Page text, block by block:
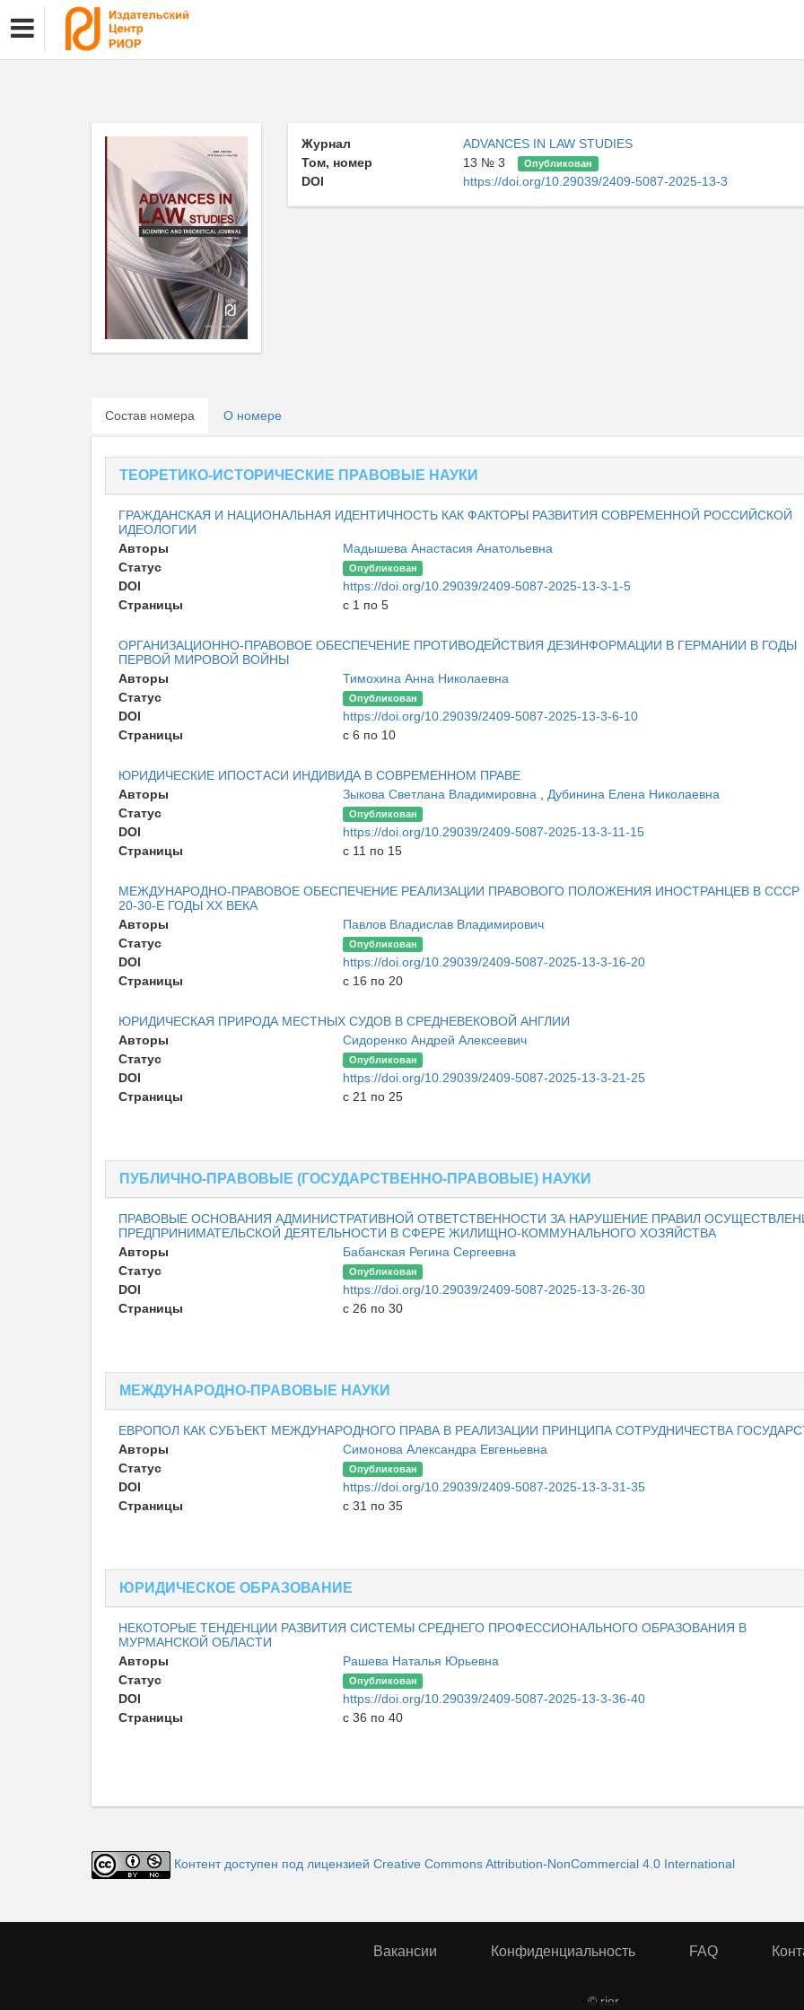
Журнал
ADVANCES IN LAW STUDIES
Том, номер
13 № 3 Опубликован
DOI https://doi.org/10.29039/2409-5087-2025-13-3
Состав номера О номере
ТЕОРЕТИКО-ИСТОРИЧЕСКИЕ ПРАВОВЫЕ НАУКИ
ГРАЖДАНСКАЯ И НАЦИОНАЛЬНАЯ ИДЕНТИЧНОСТЬ КАК ФАКТОРЫ РАЗВИТИЯ СОВРЕМЕННОЙ РОССИЙСКОЙ
ИДЕОЛОГИИ
Авторы
Мадышева Анастасия Анатольевна
Статус
Опубликован
DOI
https://doi.org/10.29039/2409-5087-2025-13-3-1-5
Страницы
с 1 по 5
ОРГАНИЗАЦИОННО-ПРАВОВОЕ ОБЕСПЕЧЕНИЕ ПРОТИВОДЕЙСТВИЯ ДЕЗИНФОРМАЦИИ В ГЕРМАНИИ В ГОДЫ
ПЕРВОЙ МИРОВОЙ ВОЙНЫ
Авторы
Тимохина Анна Николаевна
Статус
Опубликован
DOI
https://doi.org/10.29039/2409-5087-2025-13-3-6-10
Страницы
с 6 по 10
ЮРИДИЧЕСКИЕ ИПОСТАСИ ИНДИВИДА В СОВРЕМЕННОМ ПРАВЕ
Авторы
Зыкова Светлана Владимировна
Дубинина Елена Николаевна
Статус
Опубликован
DOI
https://doi.org/10.29039/2409-5087-2025-13-3-11-15
Страницы
с 11 по 15
МЕЖДУНАРОДНО-ПРАВОВОЕ ОБЕСПЕЧЕНИЕ РЕАЛИЗАЦИИ ПРАВОВОГО ПОЛОЖЕНИЯ ИНОСТРАНЦЕВ В СССР
20-30-Е ГОДЫ XX ВЕКА
Авторы
Павлов Владислав Владимирович
Статус
Опубликован
DOI
https://doi.org/10.29039/2409-5087-2025-13-3-16-20
Страницы
с 16 по 20
ЮРИДИЧЕСКАЯ ПРИРОДА МЕСТНЫХ СУДОВ В СРЕДНЕВЕКОВОЙ АНГЛИИ
Авторы
Сидоренко Андрей Алексеевич
Статус
Опубликован
DOI
https://doi.org/10.29039/2409-5087-2025-13-3-21-25
Страницы
с 21 по 25
ПУБЛИЧНО-ПРАВОВЫЕ (ГОСУДАРСТВЕННО-ПРАВОВЫЕ) НАУКИ
ПРАВОВЫЕ ОСНОВАНИЯ АДМИНИСТРАТИВНОЙ ОТВЕТСТВЕННОСТИ ЗА НАРУШЕНИЕ ПРАВИЛ
ПРЕДПРИНИМАТЕЛЬСКОЙ ДЕЯТЕЛЬНОСТИ В СФЕРЕ ЖИЛИЩНО-КОММУНАЛЬНОГО ХОЗЯЙСТВА
Авторы
Бабанская Регина Сергеевна
Статус
Опубликован
DOI
https://doi.org/10.29039/2409-5087-2025-13-3-26-30
Страницы
с 26 по 30
МЕЖДУНАРОДНО-ПРАВОВЫЕ НАУКИ
ЕВРОПОЛ КАК СУБЪЕКТ МЕЖДУНАРОДНОГО ПРАВА В РЕАЛИЗАЦИИ ПРИНЦИПА СОТРУДНИЧЕСТВА
Авторы
Симонова Александра Евгеньевна
Статус
Опубликован
DOI
https://doi.org/10.29039/2409-5087-2025-13-3-31-35
Страницы
с 31 по 35
ЮРИДИЧЕСКОЕ ОБРАЗОВАНИЕ
НЕКОТОРЫЕ ТЕНДЕНЦИИ РАЗВИТИЯ СИСТЕМЫ СРЕДНЕГО ПРОФЕССИОНАЛЬНОГО ОБРАЗОВАНИЯ В
МУРМАНСКОЙ ОБЛАСТИ
Авторы
Рашева Наталья Юрьевна
Статус
Опубликован
DOI
https://doi.org/10.29039/2409-5087-2025-13-3-36-40
Страницы
с 36 по 40
Контент доступен под лицензией Creative Commons Attribution-NonCommercial 4.0 International
Вакансии Конфиденциальность FAQ
© rior